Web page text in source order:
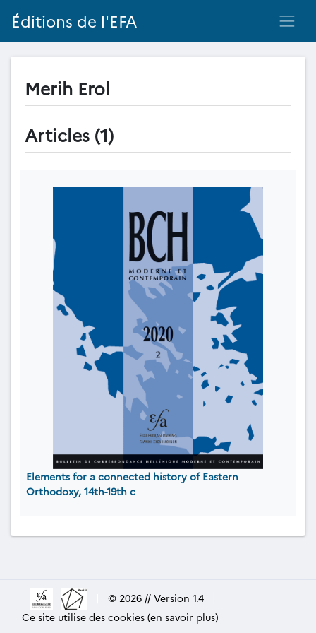
Éditions de l'EFA
Merih Erol
Articles (1)
Elements for a connected history of Eastern
Orthodoxy, 14th-19th c
© 2026 // Version 1.4
Ce site utilise des cookies (en savoir plus)